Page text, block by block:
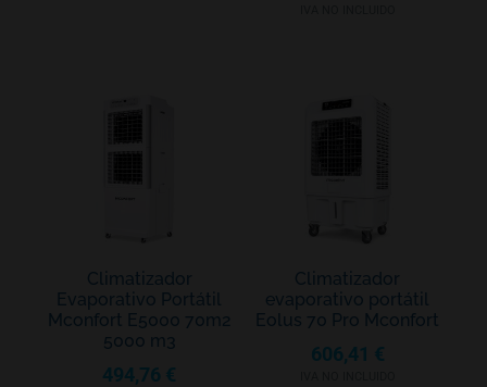
Climatizador
Evaporativo Portátil
Mconfort E5000 70m2
5000 m3
494,76 €
Climatizador
evaporativo portátil
Eolus 70 Pro Mconfort
606,41 €